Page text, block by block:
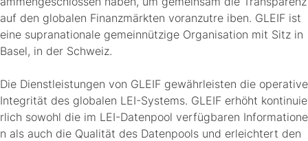
auf den globalen Finanzmärkten voranzutre iben. GLEIF ist
eine supranationale gemeinnützige Organisation mit Sitz in
Basel, in der Schweiz.
Die Dienstleistungen von GLEIF gewährleisten die operative
Integrität des globalen LEI-Systems. GLEIF erhöht kontinuie
rlich sowohl die im LEI-Datenpool verfügbaren Informatione
n als auch die Qualität des Datenpools und erleichtert den